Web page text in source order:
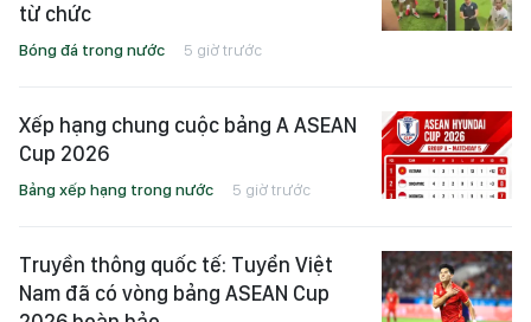
từ chức
Bóng đá trong nước 5 giờ trước
Xếp hạng chung cuộc bảng A ASEAN
Cup 2026
Bảng xếp hạng trong nước 5 giờ trước
Truyền thông quốc tế: Tuyển Việt
Nam đã có vòng bảng ASEAN Cup